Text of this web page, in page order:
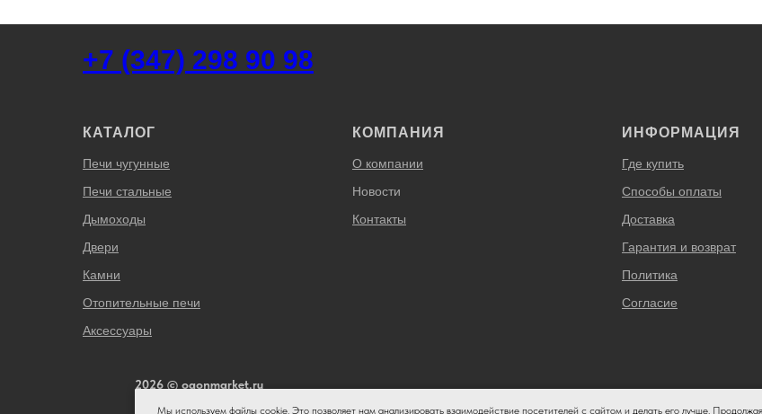
Мы используем файлы cookie. Это позволяет нам анализировать взаимодействие посетителей с сайтом и делать его лучше.
+7 (347) 298 90 98
КАТАЛОГ
Печи чугунные
Печи стальные
Дымоходы
Двери
Камни
Отопительные печи
Аксессуары
КОМПАНИЯ
О компании
Новости
Контакты
ИНФОРМАЦИЯ
Где купить
Способы оплаты
Доставка
Гарантия и возврат
Политика
Согласие
2026 © ogonmarket.ru